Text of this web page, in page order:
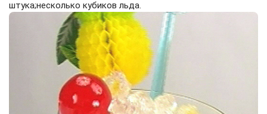
штука;несколько кубиков льда.